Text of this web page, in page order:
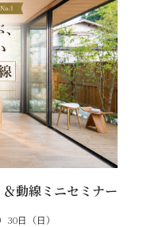
動線ミニセミナー
日（日）